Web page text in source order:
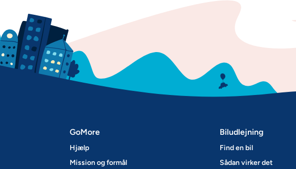
GoMore
Hjælp
Mission og formål
Biludlejning
Find en bil
Sådan virker det